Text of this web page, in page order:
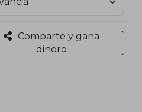
Comparte y gana
dinero